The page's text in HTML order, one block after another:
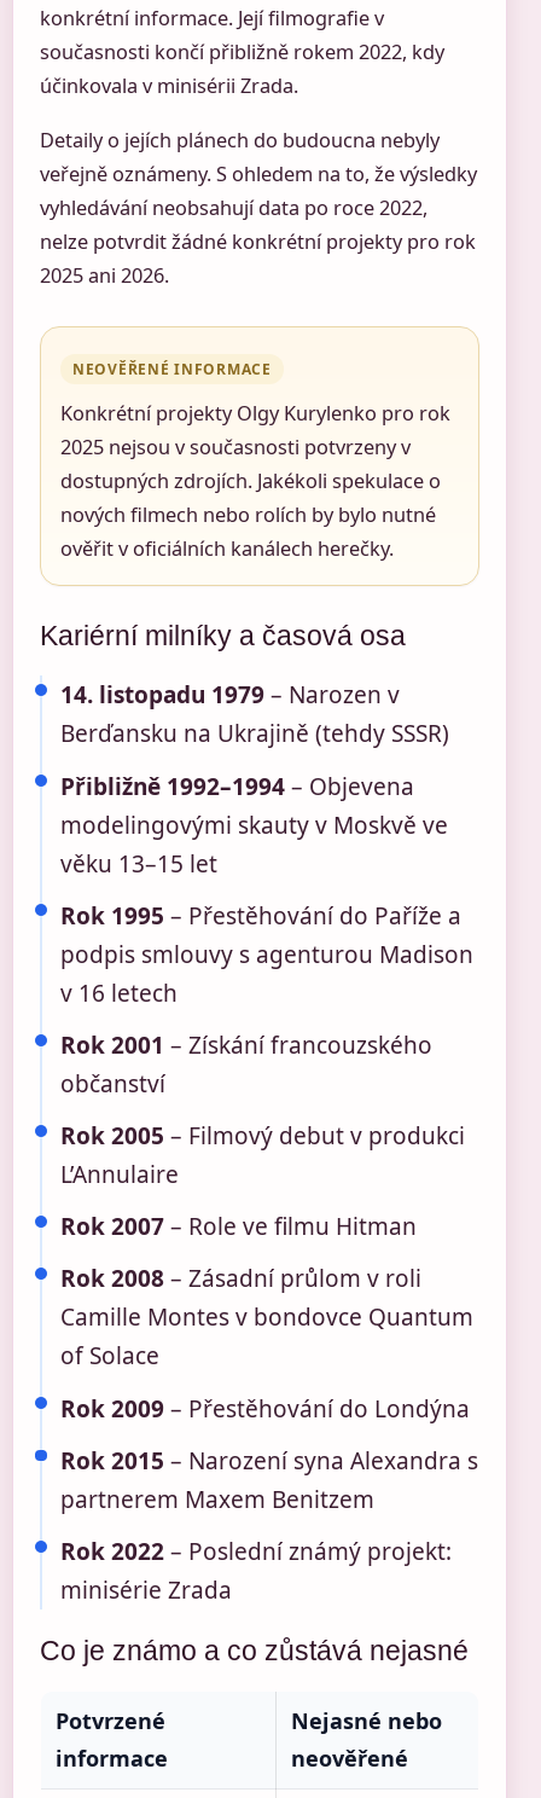
konkrétní informace. Její filmografie v
současnosti končí přibližně rokem 2022, kdy
účinkovala v minisérii Zrada.
Detaily o jejích plánech do budoucna nebyly
veřejně oznámeny. S ohledem na to, že výsledky
vyhledávání neobsahují data po roce 2022,
nelze potvrdit žádné konkrétní projekty pro rok
2025 ani 2026.
NEOVĚŘENÉ INFORMACE
Konkrétní projekty Olgy Kurylenko pro rok
2025 nejsou v současnosti potvrzeny v
dostupných zdrojích. Jakékoli spekulace o
nových filmech nebo rolích by bylo nutné
ověřit v oficiálních kanálech herečky.
Kariérní milníky a časová osa
14. listopadu 1979– Narozen v
Berďansku na Ukrajině (tehdy SSSR)
Přibližně 1992–1994– Objevena
modelingovými skauty v Moskvě ve
věku 13–15 let
Rok 1995 – Přestěhování do Paříže a
podpis smlouvy s agenturou Madison
v 16 letech
Rok 2001 – Získání francouzského
občanství
Rok 2005 – Filmový debut v produkci
L’Annulaire
Rok 2007– Role ve filmu Hitman
Rok 2008– Zásadní průlom v roli
Camille Montes v bondovce Quantum
of Solace
Rok 2009– Přestěhování do Londýna
Rok 2015 – Narození syna Alexandra s
partnerem Maxem Benitzem
Rok 2022– Poslední známý projekt:
minisérie Zrada
Co je známo a co zůstává nejasné
Potvrzené
informace
Nejasné nebo
neověřené